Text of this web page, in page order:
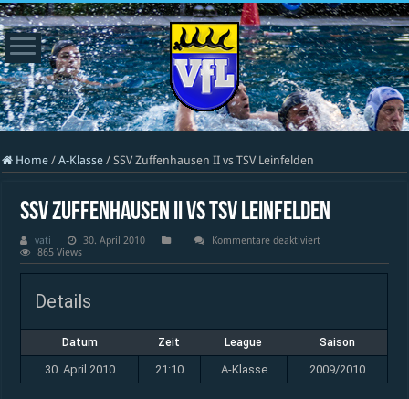
Home / A-Klasse / SSV Zuffenhausen II vs TSV Leinfelden
SSV Zuffenhausen II vs TSV Leinfelden
vati 30. April 2010 Kommentare deaktiviertfür
Zuffenhausen
II
865 Views
Details
Datum Zeit League Saison
30. April 2010 21:10 A-Klasse 2009/2010